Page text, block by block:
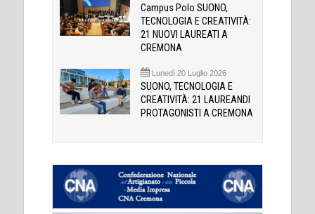
Campus Polo SUONO,
TECNOLOGIA E CREATIVITÀ:
21 NUOVI LAUREATI A
CREMONA
Lunedì 20 Luglio 2026
SUONO, TECNOLOGIA E
CREATIVITÀ: 21 LAUREANDI
PROTAGONISTI A CREMONA